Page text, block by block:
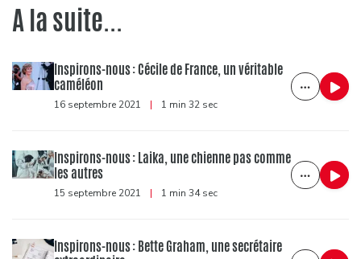
A la suite...
Inspirons-nous : Cécile de France, un véritable
caméléon
16 septembre 2021 | 1 min 32 sec
Inspirons-nous : Laika, une chienne pas comme
les autres
15 septembre 2021 | 1 min 34 sec
Inspirons-nous : Bette Graham, une secrétaire